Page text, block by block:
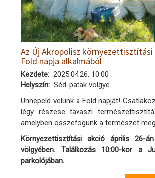
Az Új Akropolisz környezettisztítási
Föld napja alkalmából
Kezdete
2025.04.26. 10:00
Helyszín
Séd-patak völgye
Ünnepeld velünk a Föld napját!
légy részese tavaszi
amelyben összefogunk a természet
Környezettisztítási akció április 26-
völgyében. Találkozás 10:00-kor a
parkolójában.